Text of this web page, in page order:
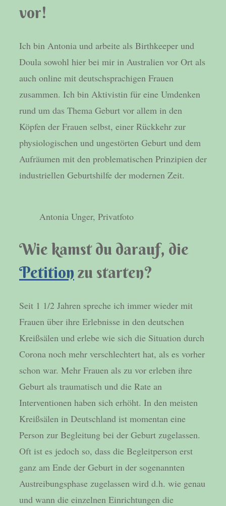
vor!
Ich bin Antonia und arbeite als Birthkeeper und
Doula sowohl hier bei mir in Australien vor Ort als
auch online mit deutschsprachigen Frauen
zusammen. Ich bin Aktivistin für eine Umdenken
rund um das Thema Geburt vor allem in den
Köpfen der Frauen selbst, einer Rückkehr zur
physiologischen und ungestörten Geburt und dem
Aufräumen mit den problematischen Prinzipien der
industriellen Geburtshilfe der modernen Zeit.
Antonia Unger, Privatfoto
Wie kamst du darauf, die
Petition zu starten?
Seit 1 1/2 Jahren spreche ich immer wieder mit
Frauen über ihre Erlebnisse in den deutschen
Kreißsälen und erlebe wie sich die Situation durch
Corona noch mehr verschlechtert hat, als es vorher
schon war. Mehr Frauen als zu vor erleben ihre
Geburt als traumatisch und die Rate an
Interventionen haben sich erhöht. In den meisten
Kreißsälen in Deutschland ist momentan eine
Person zur Begleitung bei der Geburt zugelassen.
Oft ist es jedoch so, dass die Begleitperson erst
ganz am Ende der Geburt in der sogenannten
Austreibungsphase zugelassen wird d.h. wie genau
und wann die einzelnen Einrichtungen die